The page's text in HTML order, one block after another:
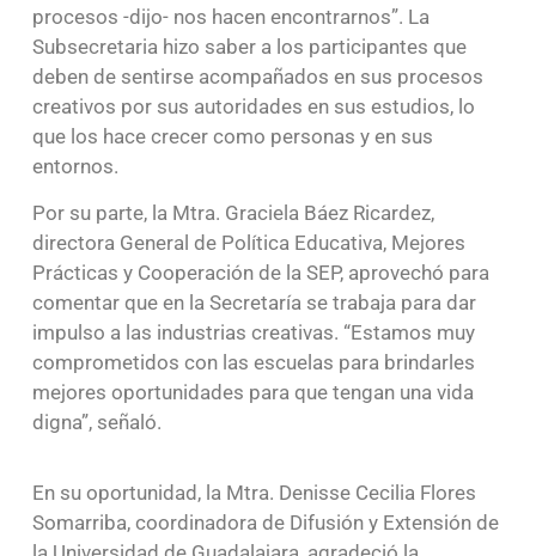
procesos -dijo- nos hacen encontrarnos”. La
Subsecretaria hizo saber a los participantes que
deben de sentirse acompañados en sus procesos
creativos por sus autoridades en sus estudios, lo
que los hace crecer como personas y en sus
entornos.
Por su parte, la Mtra. Graciela Báez Ricardez,
directora General de Política Educativa, Mejores
Prácticas y Cooperación de la SEP, aprovechó para
comentar que en la Secretaría se trabaja para dar
impulso a las industrias creativas. “Estamos muy
comprometidos con las escuelas para brindarles
mejores oportunidades para que tengan una vida
digna”, señaló.
En su oportunidad, la Mtra. Denisse Cecilia Flores
Somarriba, coordinadora de Difusión y Extensión de